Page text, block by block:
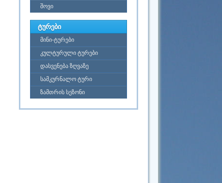
შოვი
ტურები
მინი-ტურები
კულტურული ტურები
დასვენება ზღვაზე
სამკურნალო ტური
ზამთრის სეზონი